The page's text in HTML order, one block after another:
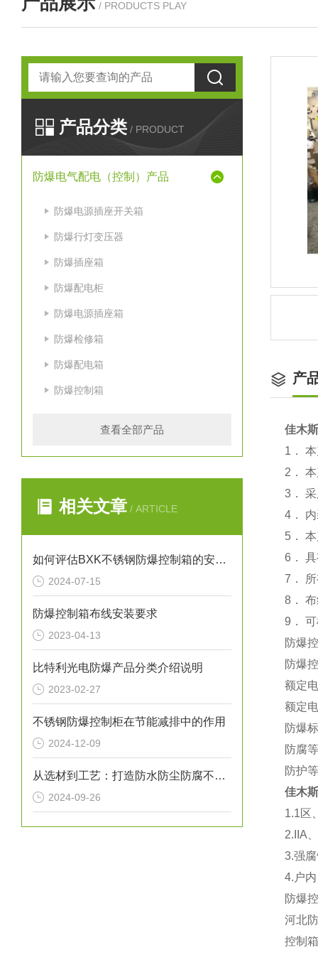
/ PRODUCTS PLAY
产品分类 / PRODUCT
防爆电气配电（控制）产品
防爆电源插座开关箱
防爆行灯变压器
防爆插座箱
防爆配电柜
防爆电源插座箱
防爆检修箱
防爆配电箱
防爆控制箱
查看全部产品
相关文章 / ARTICLE
如何评估BXK不锈钢防爆控制箱的安全性能？
2024-07-15
防爆控制箱布线安装要求
2023-04-13
比特利光电防爆产品分类介绍说明
2023-02-27
不锈钢防爆控制柜在节能减排中的作用
2024-12-09
从选材到工艺：打造防水防尘防腐不锈钢箱的每一步
2024-09-26
产
佳木
1．
2．
3．
4．
5．
6．
7．
8．
9．
防爆
防爆
额定
额定
防爆
防腐
防护
佳木
1.1区
2.IIA
3.强
4.户
防爆
河北
控制